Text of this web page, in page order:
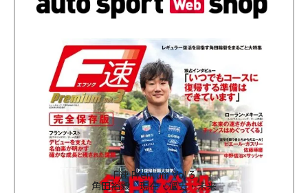
F速 Premium Vol.3
角田裕毅 現在・過去・未来